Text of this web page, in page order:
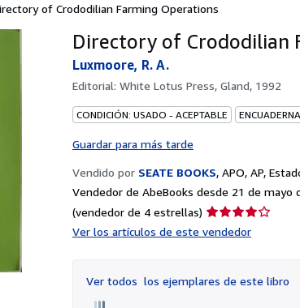
of Crododilian Farming Operations
Directory of Crododilian
Luxmoore, R. A.
Editorial: White Lotus Press, Gland, 1992
CONDICIÓN: USADO - ACEPTABLE
Guardar para más tarde
Vendido por SEATE BOOKS, APO, AP,
Vendedor de AbeBooks desde 21 de mayo
(vendedor de 4 estrellas) Calificación
Ver los artículos de este vendedor
Ver todos los ejemplares de este libro